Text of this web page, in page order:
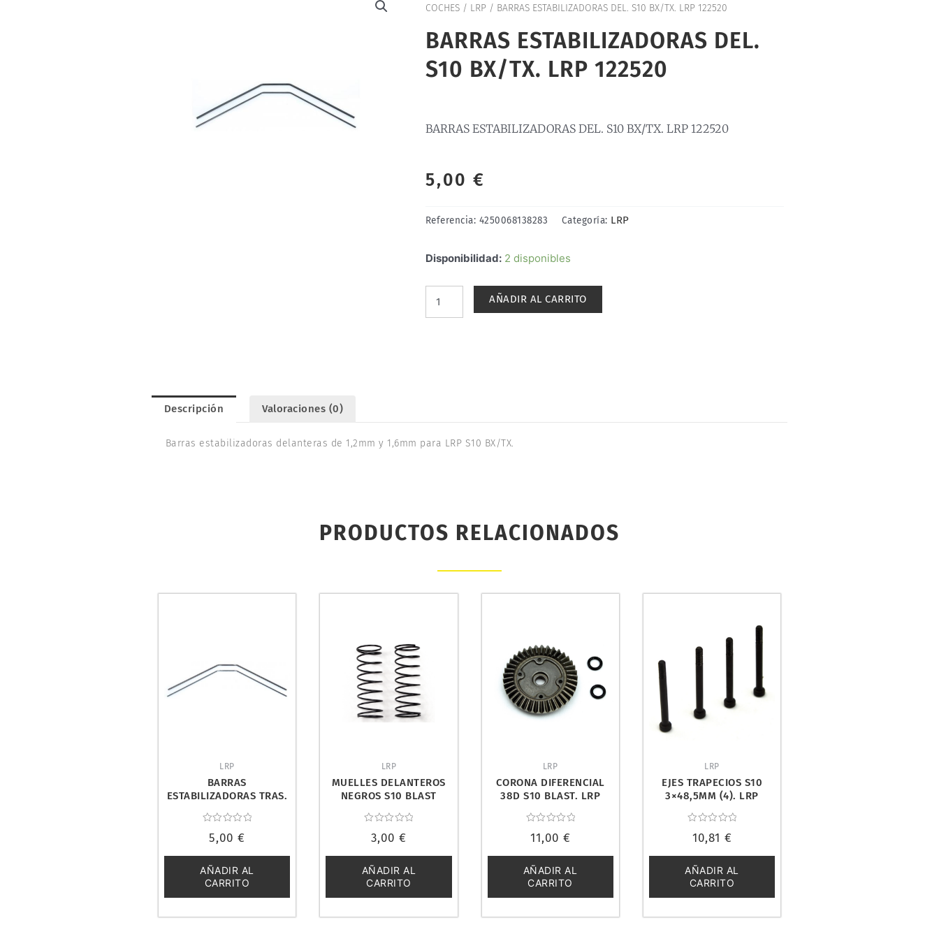
COCHES/ LRP/ BARRAS ESTABILIZADORAS DEL. S10 BX/TX. LRP 122520
BARRAS ESTABILIZADORAS DEL.
S10 BX/TX. LRP 122520
BARRAS ESTABILIZADORAS DEL. S10 BX/TX. LRP 122520
5,00 €
Referencia: 4250068138283 Categoría: LRP
Disponibilidad: 2 disponibles
BARRAS
S10
AÑADIR AL CARRITO
Descripción Valoraciones (0)
Barras estabilizadoras delanteras de 1,2mm y 1,6mm para LRP S10 BX/TX.
PRODUCTOS RELACIONADOS
LRP
BARRAS
ESTABILIZADORAS TRAS.
con
de
5
5,00 €
AÑADIR AL
CARRITO
LRP
MUELLES DELANTEROS
NEGROS S10 BLAST
con
de
5
3,00 €
AÑADIR AL
CARRITO
LRP
CORONA DIFERENCIAL
38D S10 BLAST. LRP
de
5
11,00 €
AÑADIR AL
CARRITO
LRP
EJES TRAPECIOS S10
3×48,5MM (4). LRP
con
de
5
10,81 €
AÑADIR AL
CARRITO